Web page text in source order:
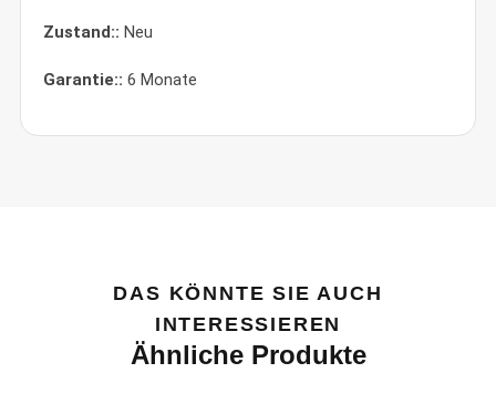
Zustand:: Neu
Garantie:: 6 Monate
DAS KÖNNTE SIE AUCH
INTERESSIEREN
Ähnliche Produkte